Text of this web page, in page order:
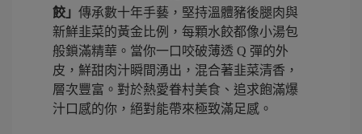
餃」 傳承數十年手藝，堅持溫體豬後腿肉與
新鮮韭菜的黃金比例，每顆水餃都像小湯包
般鎖滿精華。當你一口咬破薄透 Q 彈的外
皮，鮮甜肉汁瞬間湧出，混合著韭菜清香，
層次豐富。對於熱愛眷村美食、追求飽滿爆
汁口感的你，絕對能帶來極致滿足感。